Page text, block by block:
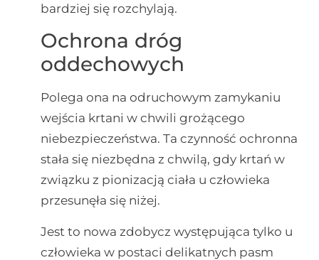
bardziej się rozchylają.
Ochrona dróg
oddechowych
Polega ona na odruchowym zamykaniu
wejścia krtani w chwili grożącego
niebezpieczeństwa. Ta czynność ochronna
stała się niezbędna z chwilą, gdy krtań w
związku z pionizacją ciała u człowieka
przesunęła się niżej.
Jest to nowa zdobycz występująca tylko u
człowieka w postaci delikatnych pasm